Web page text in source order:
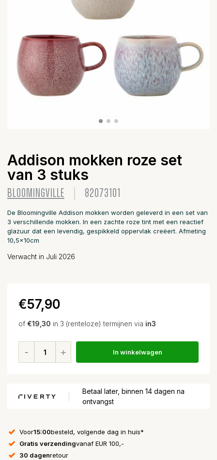
Addison mokken roze set
van 3 stuks
BLOOMINGVILLE 82073101
De Bloomingville Addison mokken worden geleverd in een set van
3 verschillende mokken. In een zachte roze tint met een reactief
glazuur dat een levendig, gespikkeld oppervlak creëert. Afmeting
10,5x10cm
Verwacht in Juli 2026
€57,90
of €19,30 in 3 (renteloze) termijnen via in3
In winkelwagen
Betaal later, binnen 14 dagen na
ontvangst
Voor15:00besteld, volgende dag in huis*
Gratis verzendingvanaf EUR 100,-
30 dagenretour